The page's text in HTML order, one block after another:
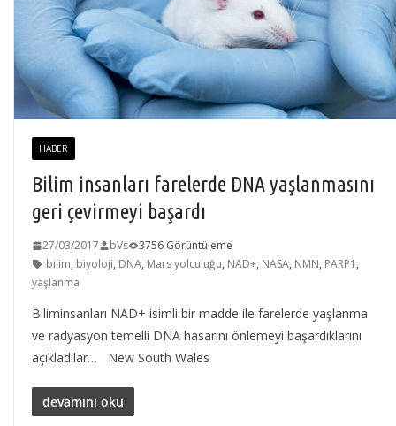
HABER
Bilim insanları farelerde DNA yaşlanmasını
geri çevirmeyi başardı
27/03/2017 bVs
3756 Görüntüleme
bilim, biyoloji, DNA, Mars yolculuğu, NAD+, NASA, NMN, PARP1 ,
yaşlanma
Biliminsanları NAD+ isimli bir madde ile farelerde yaşlanma
ve radyasyon temelli DNA hasarını önlemeyi başardıklarını
açıkladılar… New South Wales
devamını oku